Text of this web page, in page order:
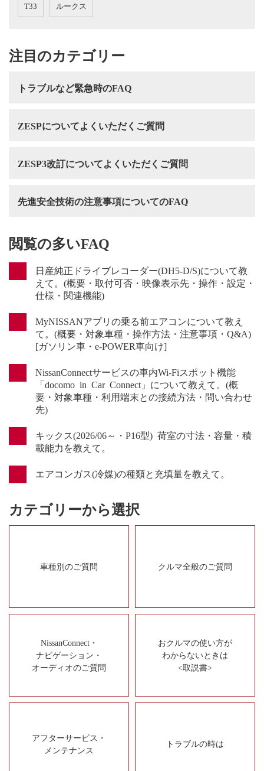
T33 ルークス
注目のカテゴリー
トラブルなど緊急時のFAQ
ZESPについてよくいただくご質問
ZESP3改訂についてよくいただくご質問
先進安全技術の注意事項についてのFAQ
閲覧の多いFAQ
日産純正ドライブレコーダー(DH5-D/S)について教
えて。(概要・取付可否・映像表示先・操作・設定・
仕様・関連機能)
MyNISSANアプリの乗る前エアコンについて教え
て。(概要・対象車種・操作方法・注意事項・Q&A)
[ガソリン車・e-POWER車向け]
NissanConnectサービスの車内Wi-Fiスポット機能
「docomo in Car Connect」について教えて。(概
要・対象車種・利用端末との接続方法・問い合わせ
先)
キックス(2026/06～・P16型) 荷室の寸法・容量・積
載能力を教えて。
エアコンガス(冷媒)の種類と充填量を教えて。
カテゴリーから選択
車種別のご質問 クルマ全般のご質問
NissanConnect・
ナビゲーション・
オーディオのご質問
おクルマの使い方が
わからないときは
<取説書>
アフターサービス・
メンテナンス
トラブルの時は